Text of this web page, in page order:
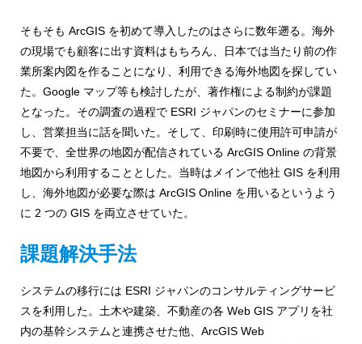
そもそも ArcGIS を初めて導入したのはさらに数年遡る。海外
の現場でも顧客に出す資料はもちろん、日本では当たり前の作
業所案内図を作ることになり、利用できる海外地図を探してい
た。Google マップ等も検討したが、著作権による制約が課題
となった。その調査の過程で ESRI ジャパンのセミナーに参加
し、営業担当に話を聞いた。そして、印刷時に使用許可申請が
不要で、全世界の地図が配信されている ArcGIS Online の背景
地図から利用することとした。当時はメインで他社 GIS を利用
し、海外地図が必要な際は ArcGIS Online を用いるというよう
に 2 つの GIS を両立させていた。
課題解決手法
システムの移行には ESRI ジャパンのコンサルティングサービ
スを利用した。土木や建築、不動産の各 Web GIS アプリを社
内の基幹システムと連携させた他、ArcGIS Web